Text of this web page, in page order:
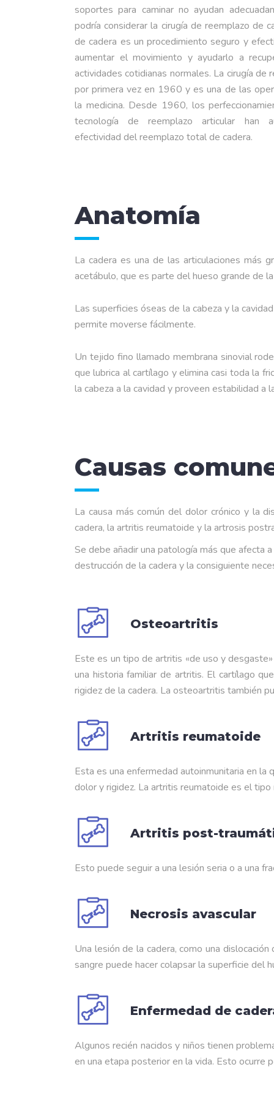
soportes para caminar no ayudan
podría considerar la cirugía de reemplazo de
de cadera es un procedimiento seguro y
aumentar el movimiento y ayudarlo a
actividades cotidianas normales. La cirugía de
por primera vez en 1960 y es una de las
la medicina. Desde 1960, los
tecnología de reemplazo articular han
efectividad del reemplazo total de cadera.
Anatomía
La cadera es una de las articulaciones más
acetábulo, que es parte del hueso grande de
Las superficies óseas de la cabeza y la
permite moverse fácilmente.
Un tejido fino llamado membrana sinovial
que lubrica al cartílago y elimina casi toda la
la cabeza a la cavidad y proveen estabilidad a
Causas
La causa más común del dolor crónico y la
cadera, la artritis reumatoide y la artrosis
Se debe añadir una patología más que afecta
destrucción de la cadera y la consiguiente
Osteoartritis
Este es un tipo de artritis «de uso y
una historia familiar de artritis. El cartílago
rigidez de la cadera. La osteoartritis también
Artritis reumatoide
Esta es una enfermedad autoinmunitaria en la
dolor y rigidez. La artritis reumatoide es el
Artritis post-
Esto puede seguir a una lesión seria o a una
Necrosis avascular
Una lesión de la cadera, como una
sangre puede hacer colapsar la superficie del
Enfermedad de
Algunos recién nacidos y niños tienen
en una etapa posterior en la vida. Esto ocurre